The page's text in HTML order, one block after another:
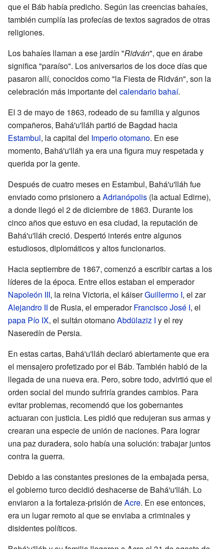
que el Báb había predicho. Según las creencias bahaíes,
también cumplía las profecías de textos sagrados de otras
religiones.
Los bahaíes llaman a ese jardín "Ridván", que en árabe
significa "paraíso". Los aniversarios de los doce días que
pasaron allí, conocidos como "la Fiesta de Ridván", son la
celebración más importante del calendario bahaí.
El 3 de mayo de 1863, rodeado de su familia y algunos
compañeros, Bahá'u'lláh partió de Bagdad hacia
Estambul, la capital del Imperio otomano. En ese
momento, Bahá'u'lláh ya era una figura muy respetada y
querida por la gente.
Después de cuatro meses en Estambul, Bahá'u'lláh fue
enviado como prisionero aAdrianópolis (la actual Edirne),
a donde llegó el 2 de diciembre de 1863. Durante los
cinco años que estuvo en esa ciudad, la reputación de
Bahá'u'lláh creció. Despertó interés entre algunos
estudiosos, diplomáticos y altos funcionarios.
Hacia septiembre de 1867, comenzó a escribir cartas a los
líderes de la época. Entre ellos estaban el emperador
Napoleón III, la reina Victoria, el káiserGuillermo I, el zar
Alejandro II de Rusia, el emperadorFrancisco José I, el
papa Pío IX, el sultán otomanoAbdülaziz I y el rey
Naseredín de Persia.
En estas cartas, Bahá'u'lláh declaró abiertamente que era
el mensajero profetizado por el Báb. También habló de la
llegada de una nueva era. Pero, sobre todo, advirtió que el
orden social del mundo sufriría grandes cambios. Para
evitar problemas, recomendó que los gobernantes
actuaran con justicia. Les pidió que redujeran sus armas y
crearan una especie de unión de naciones. Para lograr
una paz duradera, solo había una solución: trabajar juntos
contra la guerra.
Debido a las constantes presiones de la embajada persa,
el gobierno turco decidió deshacerse de Bahá'u'lláh. Lo
enviaron a la fortaleza-prisión deAcre. En ese entonces,
era un lugar remoto al que se enviaba a criminales y
disidentes políticos.